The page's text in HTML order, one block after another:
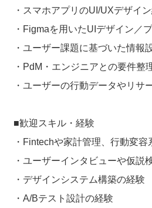
・スマホアプリのUI/UXデザイ
・Figmaを用いたUIデザイン／
・ユーザー課題に基づいた情報
・PdM・エンジニアとの要件整
・ユーザーの行動データやリサ
■歓迎スキル・経験
・Fintechや家計管理、行動変
・ユーザーインタビューや仮説
・デザインシステム構築の経験
・A/Bテスト設計の経験